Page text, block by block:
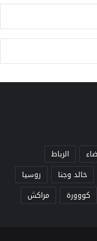
الرباط
خالد وجنا
روسيا
كووورة مراكش